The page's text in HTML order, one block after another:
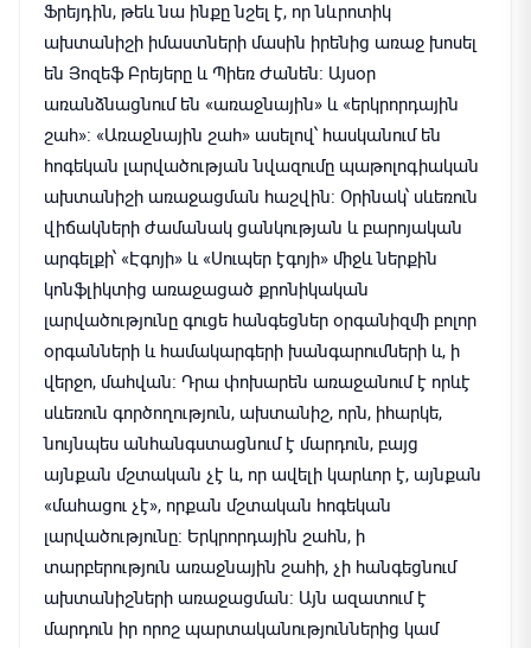
Ֆրեյդին, թեև նա ինքը նշել է, որ նևրոտիկ
ախտանիշի իմաստների մասին իրենից առաջ խոսել
են Յոզեֆ Բրեյերը և Պիեռ Ժանեն։ Այսօր
առանձնացնում են «առաջնային» և «երկրորդային
շահ»։ «Առաջնային շահ» ասելով՝ հասկանում են
հոգեկան լարվածության նվազումը պաթոլոգիական
ախտանիշի առաջացման հաշվին։ Օրինակ՝ սևեռուն
վիճակների ժամանակ ցանկության և բարոյական
արգելքի՝ «Էգոյի» և «Սուպեր էգոյի» միջև ներքին
կոնֆլիկտից առաջացած քրոնիկական
լարվածությունը գուցե հանգեցներ օրգանիզմի բոլոր
օրգանների և համակարգերի խանգարումների և, ի
վերջո, մահվան։ Դրա փոխարեն առաջանում է որևէ
սևեռուն գործողություն, ախտանիշ, որն, իհարկե,
նույնպես անհանգստացնում է մարդուն, բայց
այնքան մշտական չէ և, որ ավելի կարևոր է, այնքան
«մահացու չէ», որքան մշտական հոգեկան
լարվածությունը։ Երկրորդային շահն, ի
տարբերություն առաջնային շահի, չի հանգեցնում
ախտանիշների առաջացման։ Այն ազատում է
մարդուն իր որոշ պարտականություններից կամ